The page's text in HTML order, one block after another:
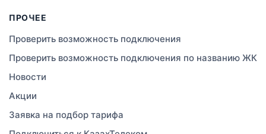
Правда
Свободное
Изюмовское
ПРОЧЕЕ
Проверить возможность подключения
Проверить возможность подключения по названию ЖК
Новости
Акции
Заявка на подбор тарифа